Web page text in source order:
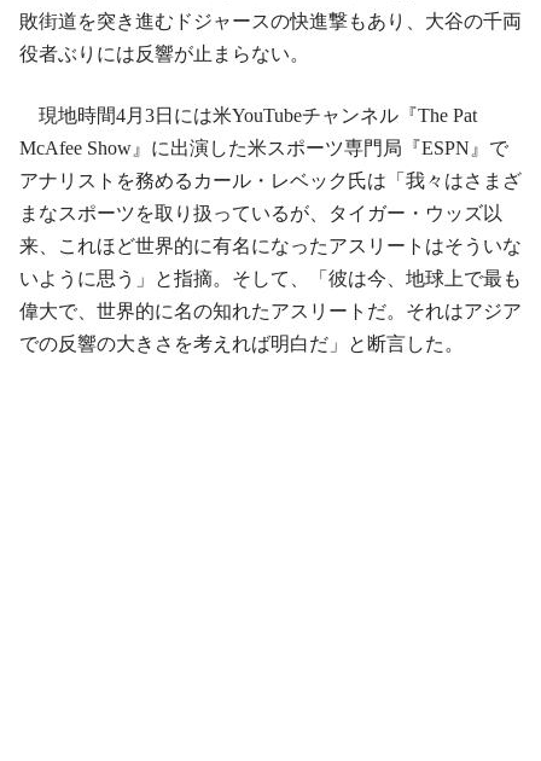
敗街道を突き進むドジャースの快進撃もあり、大谷の千両
役者ぶりには反響が止まらない。
現地時間4月3日には米YouTubeチャンネル『The Pat
McAfee Show』に出演した米スポーツ専門局『ESPN』で
アナリストを務めるカール・レベック氏は「我々はさまざ
まなスポーツを取り扱っているが、タイガー・ウッズ以
来、これほど世界的に有名になったアスリートはそういな
いように思う」と指摘。そして、「彼は今、地球上で最も
偉大で、世界的に名の知れたアスリートだ。それはアジア
での反響の大きさを考えれば明白だ」と断言した。